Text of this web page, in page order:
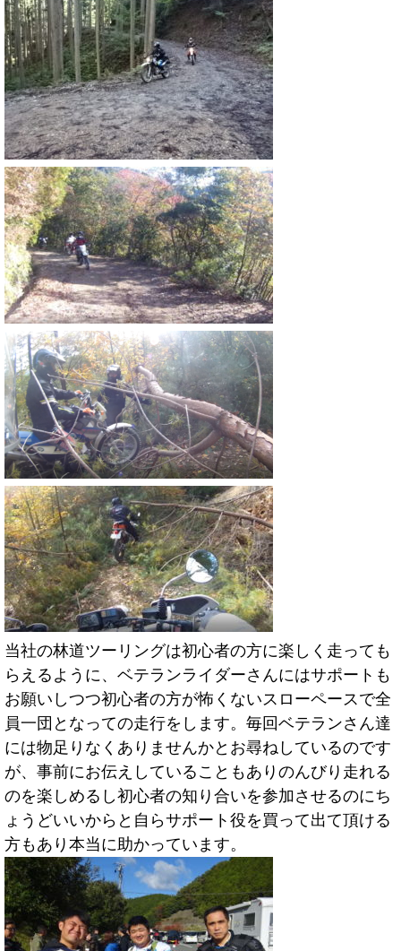
当社の林道ツーリングは初心者の方に楽しく走っても
らえるように、ベテランライダーさんにはサポートも
お願いしつつ初心者の方が怖くないスローペースで全
員一団となっての走行をします。毎回ベテランさん達
には物足りなくありませんかとお尋ねしているのです
が、事前にお伝えしていることもありのんびり走れる
のを楽しめるし初心者の知り合いを参加させるのにち
ょうどいいからと自らサポート役を買って出て頂ける
方もあり本当に助かっています。